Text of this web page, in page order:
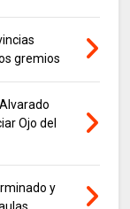
gremios
Ojo del
y